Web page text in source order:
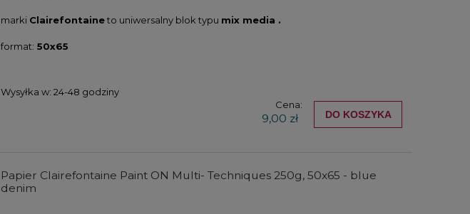
marki Clairefontaineto uniwersalny blok typu mix media .
format: 50x65
Wysyłka w: 24-48 godziny
Cena:
9,00 zł DO KOSZYKA
Papier Clairefontaine Paint ON Multi- Techniques 250g, 50x65 - blue
denim